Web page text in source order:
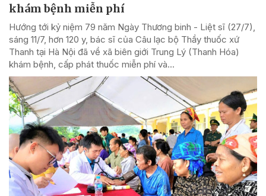
khám bệnh miễn phí
Hướng tới kỷ niệm 79 năm Ngày Thương binh - Liệt sĩ (27/7),
sáng 11/7, hơn 120 y, bác sĩ của Câu lạc bộ Thầy thuốc xứ
Thanh tại Hà Nội đã về xã biên giới Trung Lý (Thanh Hóa)
khám bệnh, cấp phát thuốc miễn phí và...